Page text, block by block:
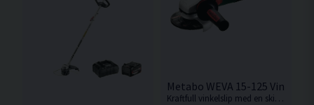
Metabo WEVA 15-125
Kraftfull vinkelslip med en skivdiameter på 125mm och en motoreffekt på hela 1550w med varvtalsreglering från Metabo.